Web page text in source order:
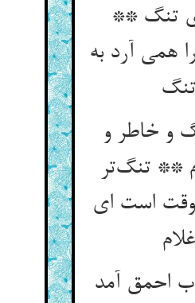
تنگ **
را همی آرد به
تنگ
و خاطر و
** تنگ‌تر
است ای
غلام
احمق آمد